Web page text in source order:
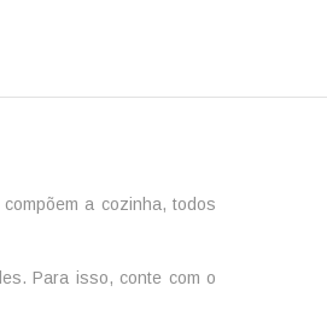
a cozinha, todos
Para isso, conte com o